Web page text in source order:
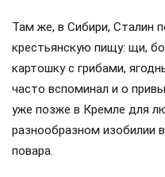
Там же, в Сибири, Сталин
крестьянскую пищу: щи,
картошку с грибами,
часто вспоминал и о
уже позже в Кремле для
разнообразном изобилии
повара.